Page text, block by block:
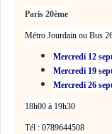
Paris 20ème
Métro Jourdain ou Bus
Mercredi 12
Mercredi 19
Mercredi 26
18h00 à 19h30
Tél : 0789644508